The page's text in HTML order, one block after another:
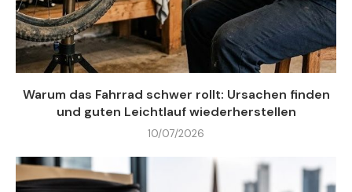
Warum das Fahrrad schwer rollt: Ursachen finden
und guten Leichtlauf wiederherstellen
10/07/2026